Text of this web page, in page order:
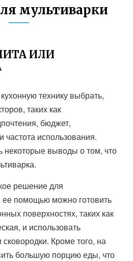
мультиварки
ИЛИ
технику выбрать,
таких как
бюджет,
частота использования.
некоторые выводы о том, что
решение для
помощью можно готовить
поверхностях, таких как
и использовать
Кроме того, на
большую порцию еды, что